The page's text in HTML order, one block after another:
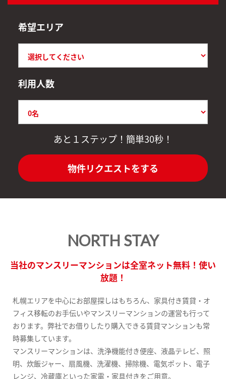
希望エリア
利用人数
あと１ステップ！簡単30秒！
物件リクエストをする
NORTH STAY
当社のマンスリーマンションは全室ネット無料！使い
放題！
札幌エリアを中心にお部屋探しはもちろん、家具付き賃貸・オ
フィス移転のお手伝いやマンスリーマンションの運営も行って
おります。弊社でお借りしたり購入できる賃貸マンションも常
時募集しています。
マンスリーマンションは、洗浄機能付き便座、液晶テレビ、照
明、炊飯ジャー、扇風機、洗濯機、掃除機、電気ポット、電子
レンジ、冷蔵庫といった家電・家具付きをご用意。